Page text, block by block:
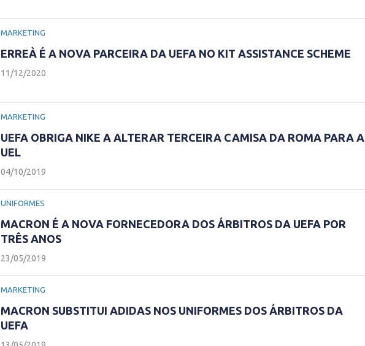
MARKETING
ERREÀ É A NOVA PARCEIRA DA UEFA NO KIT ASSISTANCE SCHEME
11/12/2020
MARKETING
UEFA OBRIGA NIKE A ALTERAR TERCEIRA CAMISA DA ROMA PARA A
UEL
04/10/2019
UNIFORMES
MACRON É A NOVA FORNECEDORA DOS ÁRBITROS DA UEFA POR
TRÊS ANOS
23/05/2019
MARKETING
MACRON SUBSTITUI ADIDAS NOS UNIFORMES DOS ÁRBITROS DA
UEFA